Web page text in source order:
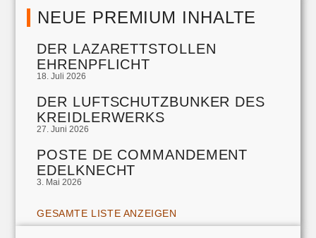
NEUE PREMIUM INHALTE
DER LAZARETTSTOLLEN
EHRENPFLICHT
18. Juli 2026
DER LUFTSCHUTZBUNKER DES
KREIDLERWERKS
27. Juni 2026
POSTE DE COMMANDEMENT
EDELKNECHT
3. Mai 2026
GESAMTE LISTE ANZEIGEN